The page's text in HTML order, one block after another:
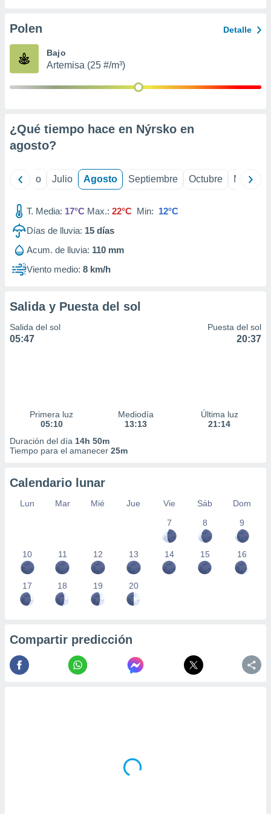
e
mediante
publicidad
publicidad
de
Polen Detalle
Bajo
Artemisa (25 #/m³)
¿Qué tiempo hace en Nýrsko en
agosto?
Junio Julio Agosto Septiembre Octubre
T. Media: 17°C Max.: 22°C Min: 12°C
Días de lluvia: 15 días
Acum. de lluvia: 110 mm
Viento medio: 8 km/h
Salida y Puesta del sol
Salida del sol
05:47
Puesta del sol
20:37
Primera luz
05:10
Mediodía
13:13
Última luz
21:14
Duración del día 14h 50m
Tiempo para el amanecer 25m
Calendario lunar
Lun Mar Mié Jue Vie Sáb
Dom
7
8 9
10 11 12 13 14 15 16
17 18 19 20
Compartir predicción